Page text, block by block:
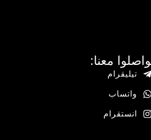
معنا:
تيليقرام
واتساب
انستقرام